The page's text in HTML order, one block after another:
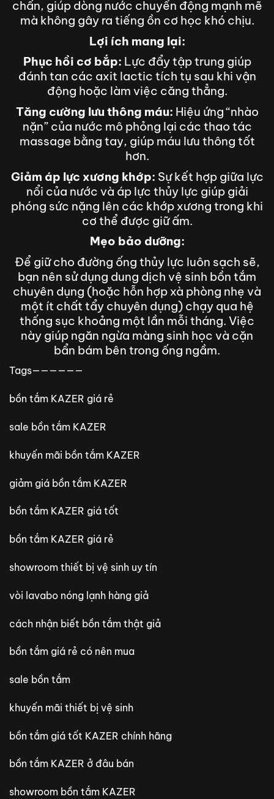
chấn, giúp dòng nước chuyển động mạnh mẽ
mà không gây ra tiếng ồn cơ học khó chịu.
Lợi ích mang lại:
Phục hồi cơ bắp: Lực đẩy tập trung giúp
đánh tan các axit lactic tích tụ sau khi vận
động hoặc làm việc căng thẳng.
Tăng cường lưu thông máu: Hiệu ứng “nhào
nặn” của nước mô phỏng lại các thao tác
massage bằng tay, giúp máu lưu thông tốt
hơn.
Giảm áp lực xương khớp: Sự kết hợp giữa lực
nổi của nước và áp lực thủy lực giúp giải
phóng sức nặng lên các khớp xương trong khi
cơ thể được giữ ấm.
Mẹo bảo dưỡng:
Để giữ cho đường ống thủy lực luôn sạch sẽ,
bạn nên sử dụng dung dịch vệ sinh bồn tắm
chuyên dụng (hoặc hỗn hợp xà phòng nhẹ và
một ít chất tẩy chuyên dụng) chạy qua hệ
thống sục khoảng một lần mỗi tháng. Việc
này giúp ngăn ngừa màng sinh học và cặn
bẩn bám bên trong ống ngầm.
Tags——————
bồn tắm KAZER giá rẻ
sale bồn tắm KAZER
khuyến mãi bồn tắm KAZER
giảm giá bồn tắm KAZER
bồn tắm KAZER giá tốt
bồn tắm KAZER giá rẻ
showroom thiết bị vệ sinh uy tín
vòi lavabo nóng lạnh hàng giả
cách nhận biết bồn tắm thật giả
bồn tắm giá rẻ có nên mua
sale bồn tắm
khuyến mãi thiết bị vệ sinh
bồn tắm giá tốt KAZER chính hãng
bồn tắm KAZER ở đâu bán
showroom bồn tắm KAZER